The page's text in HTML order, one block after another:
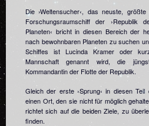
Die ›Weltensucher‹, das neuste,
Forschungsraumschiff der ›Republik
Planeten‹ bricht in diesen Bereich der
nach bewohnbaren Planeten zu suchen
Schiffes ist Lucinda Kramer oder
Mannschaft genannt wird, die
Kommandantin der Flotte der Republik.
Gleich der erste ›Sprung‹ in diesen
einen Ort, den sie nicht für möglich
richtet sich auf die beiden Ziele, zu
finden.